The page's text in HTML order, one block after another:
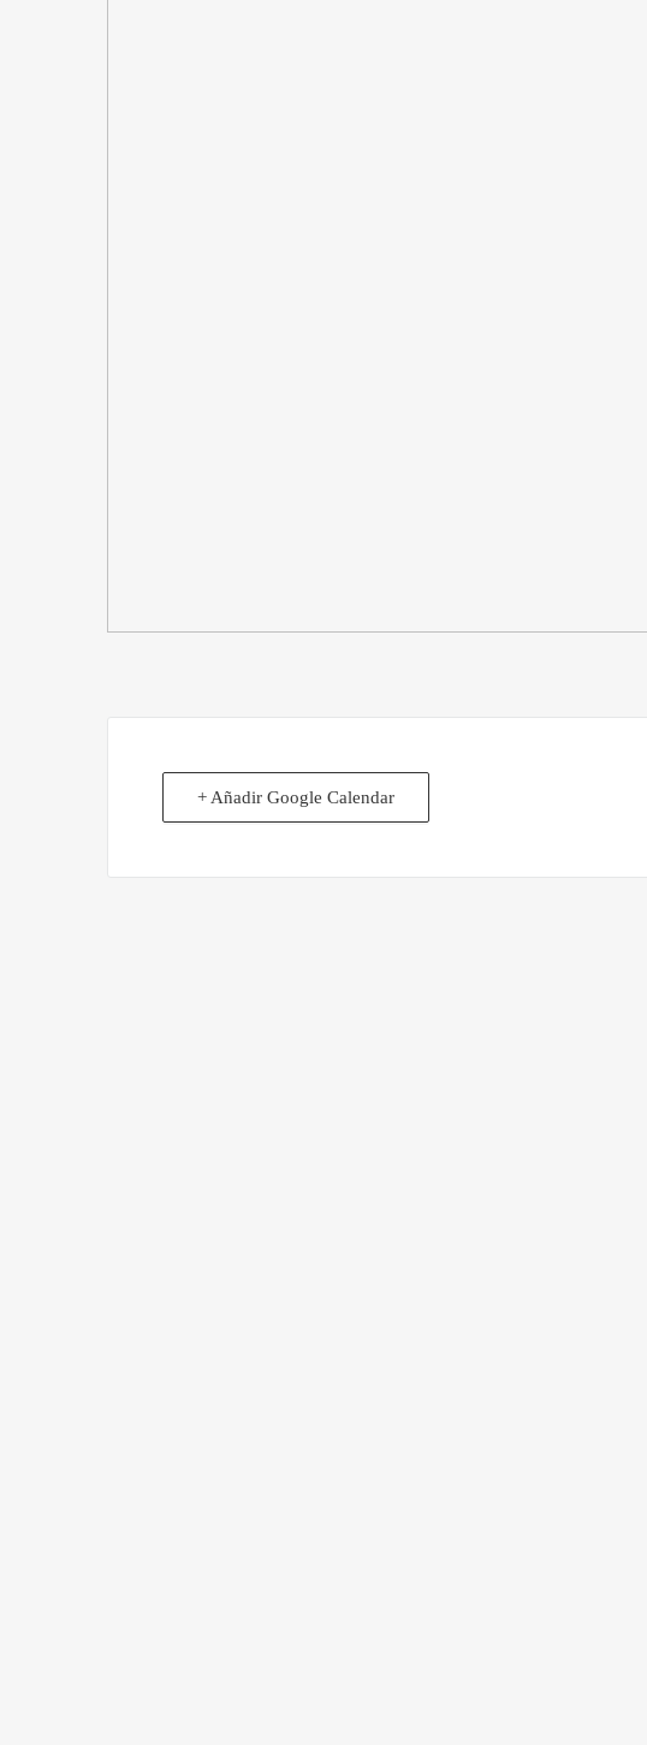
+ Añadir Google Calendar